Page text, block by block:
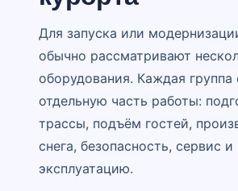
Для запуска или
обычно рассматривают
оборудования. Каждая группа
отдельную часть работы:
трассы, подъём гостей,
снега, безопасность, сервис и
эксплуатацию.